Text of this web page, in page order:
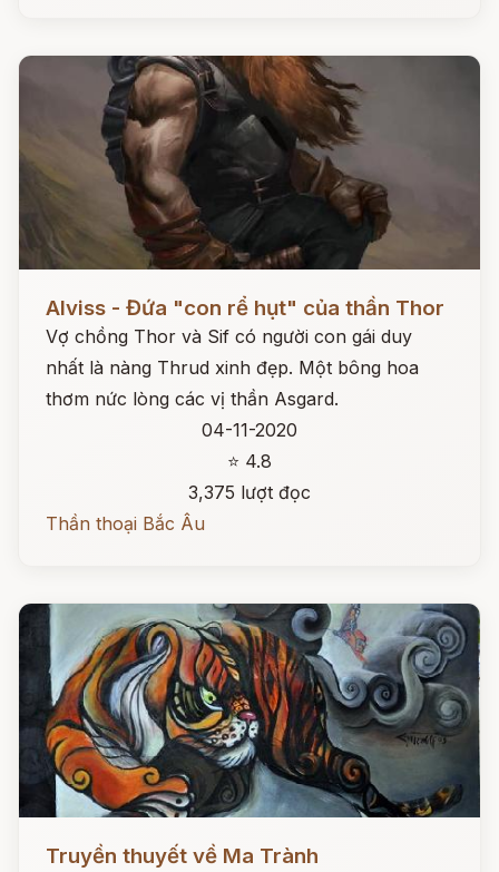
Alviss - Đứa "con rể hụt" của thần Thor
Vợ chồng Thor và Sif có người con gái duy
nhất là nàng Thrud xinh đẹp. Một bông hoa
thơm nức lòng các vị thần Asgard.
04-11-2020
⭐ 4.8
3,375 lượt đọc
Thần thoại Bắc Âu
Đọc ngay
Truyền thuyết về Ma Trành